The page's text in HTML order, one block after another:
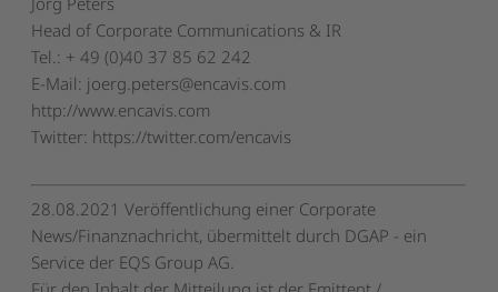
Head of Corporate Communications & IR
Tel.: + 49 (0)40 37 85 62 242
E-Mail: joerg.peters@encavis.com
http://www.encavis.com
Twitter: https://twitter.com/encavis
28.08.2021 Veröffentlichung einer Corporate
News/Finanznachricht, übermittelt durch DGAP - ein
Service der EQS Group AG.